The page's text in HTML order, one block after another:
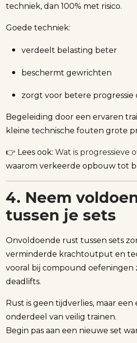
techniek, dan 100% met risico.
Goede techniek:
verdeelt belasting beter
beschermt gewrichten
zorgt voor betere progressie
Begeleiding door een ervaren
kleine technische fouten grote
👉 Lees ook: Wat is progressieve
waarom verkeerde opbouw tot
4. Neem
tussen je sets
Onvoldoende rust tussen sets
verminderde krachtoutput en
vooral bij compound oefeningen
deadlifts.
Rust is geen tijdverlies, maar een
onderdeel van veilig trainen.
Begin pas aan een nieuwe set